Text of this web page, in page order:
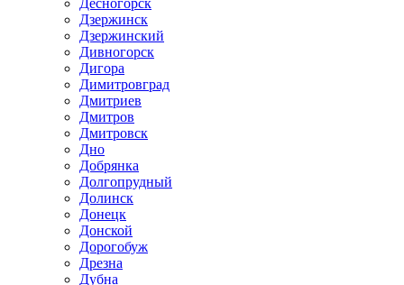
Десногорск
Дзержинск
Дзержинский
Дивногорск
Дигора
Димитровград
Дмитриев
Дмитров
Дмитровск
Дно
Добрянка
Долгопрудный
Долинск
Донецк
Донской
Дорогобуж
Дрезна
Дубна